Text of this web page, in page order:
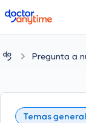
doctoranytime
Pregunta a
Temas